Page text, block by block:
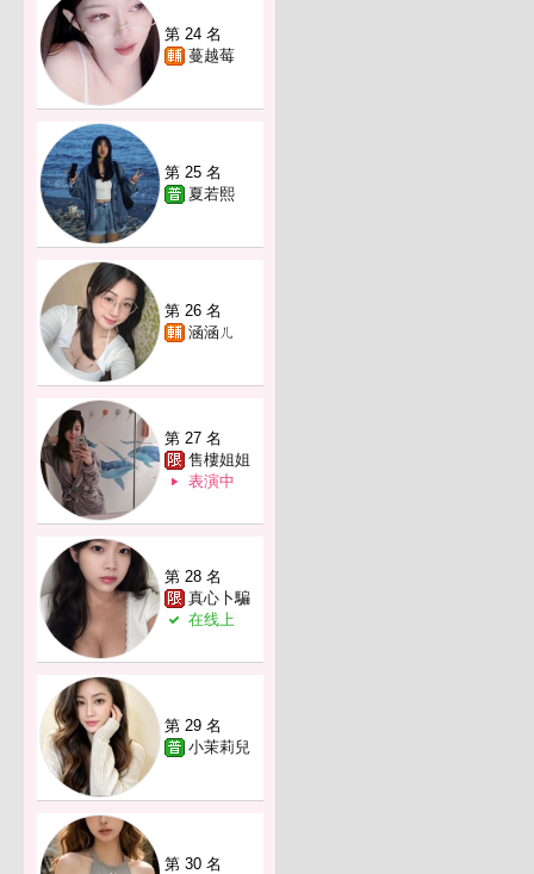
第 24 名
蔓越莓
第 25 名
夏若熙
第 26 名
涵涵ㄦ
第 27 名
售樓姐姐
表演中
第 28 名
真心卜騙
在线上
第 29 名
小茉莉兒
第 30 名